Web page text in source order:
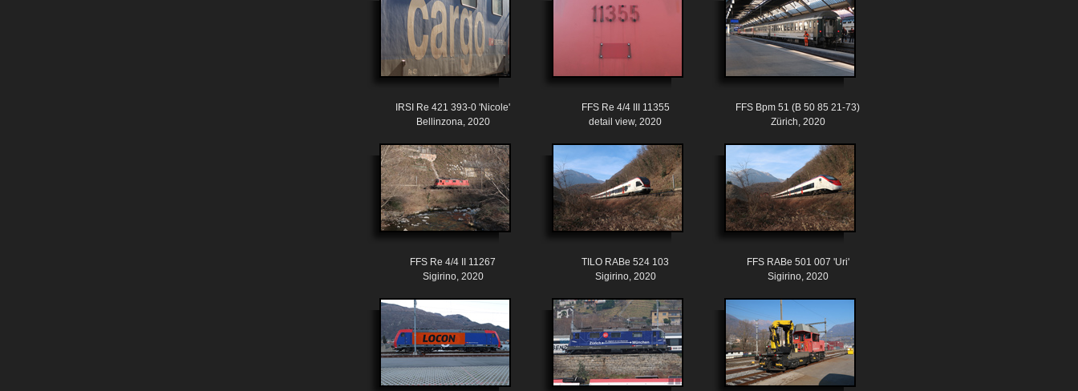
IRSI Re 421 393-0 'Nicole'
Bellinzona, 2020
FFS Re 4/4 III 11355
detail view, 2020
FFS Bpm 51 (B 50 85 21-73)
Zürich, 2020
FFS Re 4/4 II 11267
Sigirino, 2020
TILO RABe 524 103
Sigirino, 2020
FFS RABe 501 007 'Uri'
Sigirino, 2020